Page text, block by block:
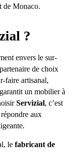
de Monaco.
?
envers le sur-
de choix
faire artisanal,
un mobilier à
Servizial, c’est
aux
le fabricant de